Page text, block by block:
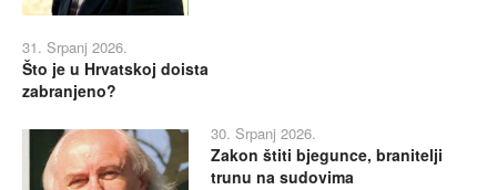
31. Srpanj 2026.
Što je u Hrvatskoj doista
zabranjeno?
30. Srpanj 2026.
Zakon štiti bjegunce, branitelji
trunu na sudovima